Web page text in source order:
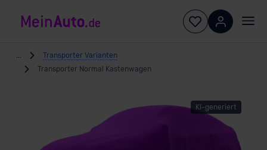
...
Transporter Varianten
Transporter Normal Kastenwagen
KI-generiert